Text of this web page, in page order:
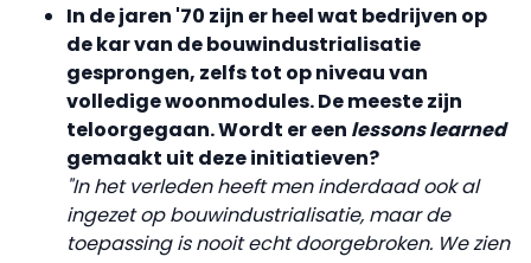
In de jaren '70 zijn er heel wat bedrijven op
de kar van de bouwindustrialisatie
gesprongen, zelfs tot op niveau van
volledige woonmodules. De meeste zijn
teloorgegaan. Wordt er een lessons learned
gemaakt uit deze initiatieven?
"In het verleden heeft men inderdaad ook al
ingezet op bouwindustrialisatie, maar de
toepassing is nooit echt doorgebroken. We zien